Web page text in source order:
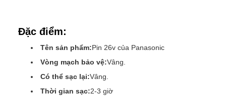
Đặc điểm:
Tên sản phẩm:Pin 26v của Panasonic
Vòng mạch bảo vệ:Vâng.
Có thể sạc lại:Vâng.
Thời gian sạc:2-3 giờ